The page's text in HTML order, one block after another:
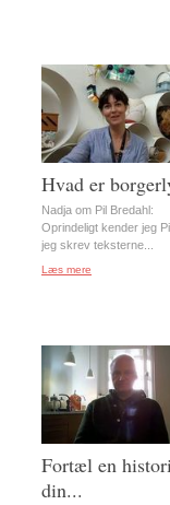
Hvad er
Nadja om Pil Bredahl:
Oprindeligt kender jeg
jeg skrev teksterne...
Læs mere
Fortæl en
din...